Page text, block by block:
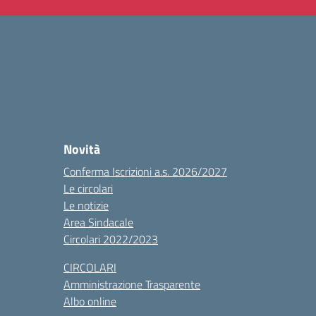
Novità
Conferma Iscrizioni a.s. 2026/2027
Le circolari
Le notizie
Area Sindacale
Circolari 2022/2023
CIRCOLARI
Amministrazione Trasparente
Albo online